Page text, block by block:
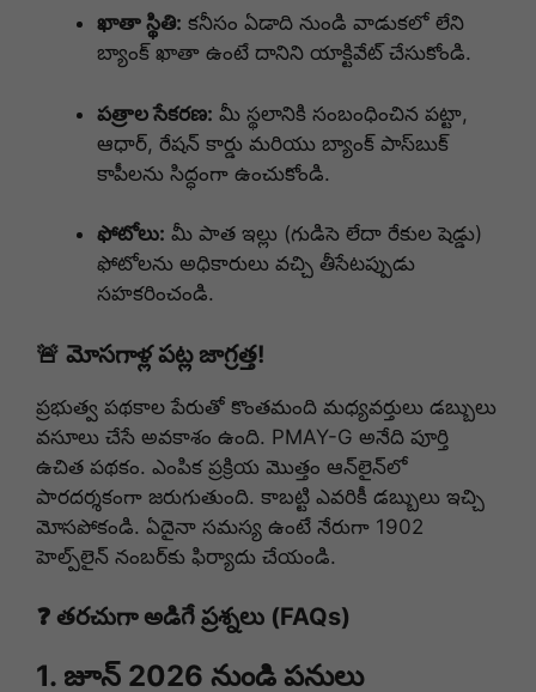
ఖాతా స్థితి: కనీసం ఏడాది నుండి వాడుకలో లేని
బ్యాంక్ ఖాతా ఉంటే దానిని యాక్టివేట్ చేసుకోండి.
పత్రాల సేకరణ: మీ స్థలానికి సంబంధించిన పట్టా,
ఆధార్, రేషన్ కార్డు మరియు బ్యాంక్ పాస్‌బుక్
కాపీలను సిద్ధంగా ఉంచుకోండి.
ఫోటోలు: మీ పాత ఇల్లు (గుడిసె లేదా రేకుల షెడ్డు)
ఫోటోలను అధికారులు వచ్చి తీసేటప్పుడు
సహకరించండి.
🚨 మోసగాళ్ల పట్ల జాగ్రత్త!
ప్రభుత్వ పథకాల పేరుతో కొంతమంది మధ్యవర్తులు డబ్బులు
వసూలు చేసే అవకాశం ఉంది. PMAY-G అనేది పూర్తి
ఉచిత పథకం. ఎంపిక ప్రక్రియ మొత్తం ఆన్‌లైన్‌లో
పారదర్శకంగా జరుగుతుంది. కాబట్టి ఎవరికీ డబ్బులు ఇచ్చి
మోసపోకండి. ఏదైనా సమస్య ఉంటే నేరుగా 1902
హెల్ప్‌లైన్ నంబర్‌కు ఫిర్యాదు చేయండి.
❓ తరచుగా అడిగే ప్రశ్నలు (FAQs)
1. జూన్ 2026 నుండి పనులు